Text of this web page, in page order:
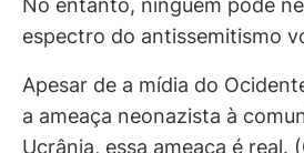
No entanto, ninguém pode
espectro do antissemitismo
Apesar de a mídia do
a ameaça neonazista à
Ucrânia, essa ameaça é real.